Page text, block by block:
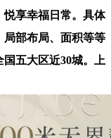
悦享幸福日常。具体
局部布局、面积等等
五大区近30城。上